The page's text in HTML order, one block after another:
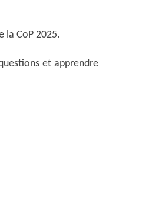
la CoP 2025.
et apprendre